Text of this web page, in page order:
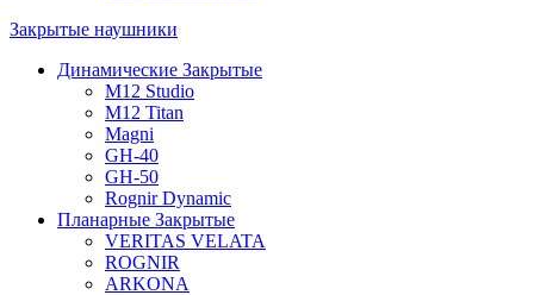
Закрытые наушники
Динамические Закрытые
M12 Studio
M12 Titan
Magni
GH-40
GH-50
Rognir Dynamic
Планарные Закрытые
VERITAS VELATA
ROGNIR
ARKONA